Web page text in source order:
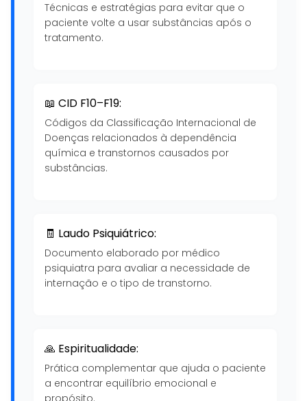
Técnicas e estratégias para evitar que o
paciente volte a usar substâncias após o
tratamento.
📖 CID F10–F19:
Códigos da Classificação Internacional de
Doenças relacionados à dependência
química e transtornos causados por
substâncias.
🧾 Laudo Psiquiátrico:
Documento elaborado por médico
psiquiatra para avaliar a necessidade de
internação e o tipo de transtorno.
🙏 Espiritualidade:
Prática complementar que ajuda o paciente
a encontrar equilíbrio emocional e